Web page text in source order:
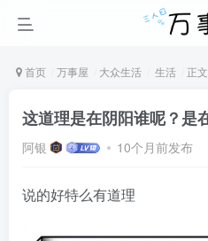
首页 万事屋 大众生活 生活 正文
这道理是在阴阳谁呢？是
阿银 10个月前发布
说的好特么有道理